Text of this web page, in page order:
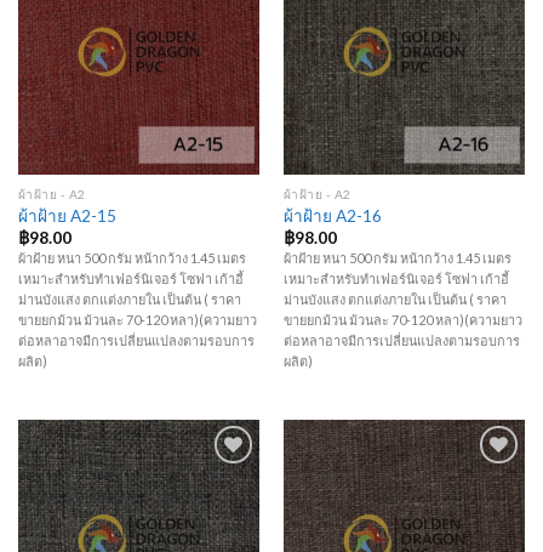
Add to
Wishlist
ผ้าฝ้าย - A2
ผ้าฝ้าย A2-15
฿98.00
ผ้าฝ้าย หนา 500 กรัม หน้ากว้าง 1.45 เมตร
เหมาะสำหรับทำเฟอร์นิเจอร์ โซฟา เก้าอี้
ม่านบังแสง ตกแต่งภายใน เป็นต้น ( ราคา
ขายยกม้วน ม้วนละ 70-120 หลา)(ความยาว
ต่อหลาอาจมีการเปลี่ยนแปลงตามรอบการ
ผลิต)
Add to
Wishlist
ผ้าฝ้าย - A2
ผ้าฝ้าย A2-16
฿98.00
ผ้าฝ้าย หนา 500 กรัม หน้ากว้าง 1.45 เมตร
เหมาะสำหรับทำเฟอร์นิเจอร์ โซฟา เก้าอี้
ม่านบังแสง ตกแต่งภายใน เป็นต้น ( ราคา
ขายยกม้วน ม้วนละ 70-120 หลา)(ความยาว
ต่อหลาอาจมีการเปลี่ยนแปลงตามรอบการ
ผลิต)
Add to
Wishlist
Add to
Wishlist